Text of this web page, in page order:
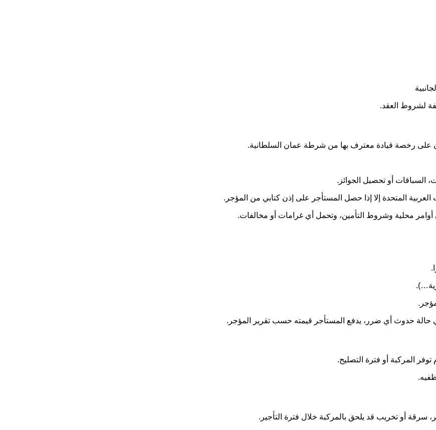
لشروط العقد.
على رخصة قيادة معترف بها من شرطة عمان السلطانية.
السباقات أو تحصيل الجوائز.
المتحدة إلا إذا حصل المستأجر على إذن كتابي من المؤجر.
أوامر محلية وشروط التأمين، وتحمل أي غرامات أو مخالفات.
حالة حدوث أي ضرر، يدفع المستأجر قيمته حسب تقرير المؤجر.
المركبة أو فترة التصليح.
سرقة أو تخريب قد يلحق بالمركبة خلال فترة التأجير.